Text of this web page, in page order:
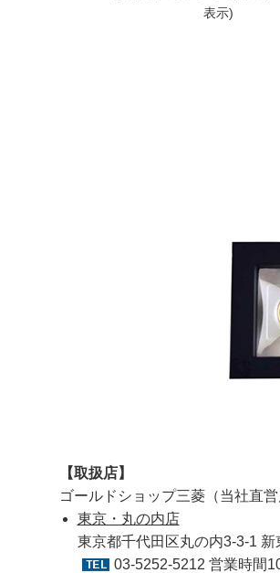
表示)
【取扱店】
ゴールドショップ三菱（当社直営
東京・丸の内店
東京都千代田区丸の内3-3-1 新
03-5252-5212 営業時間